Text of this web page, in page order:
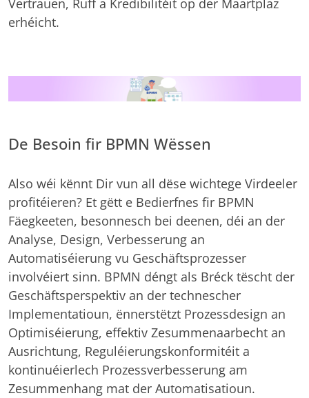
Vertrauen, Ruff a Kredibilitéit op der Maartplaz
erhéicht.
De Besoin fir BPMN Wëssen
Also wéi kënnt Dir vun all dëse wichtege Virdeeler
profitéieren? Et gëtt e Bedierfnes fir BPMN
Fäegkeeten, besonnesch bei deenen, déi an der
Analyse, Design, Verbesserung an
Automatiséierung vu Geschäftsprozesser
involvéiert sinn. BPMN déngt als Bréck tëscht der
Geschäftsperspektiv an der technescher
Implementatioun, ënnerstëtzt Prozessdesign an
Optimiséierung, effektiv Zesummenaarbecht an
Ausrichtung, Reguléierungskonformitéit a
kontinuéierlech Prozessverbesserung am
Zesummenhang mat der Automatisatioun.